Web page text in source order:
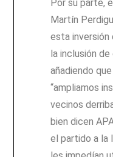
Por su parte,
Martín
esta inversión
la inclusión
añadiendo
“ampliamos
vecinos
bien dicen
el partido a la